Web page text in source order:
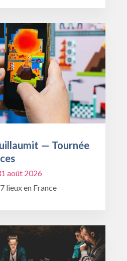
— Tournée
août 2026
lieux en France